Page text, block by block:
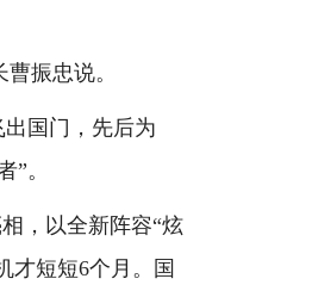
振忠说。
国门，先后为
”。
，以全新阵容“炫
才短短6个月。国